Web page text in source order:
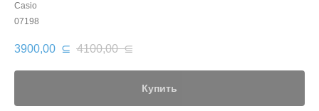
Casio
07198
3900,00 ⊆ 4100,00 ⊆
Купить